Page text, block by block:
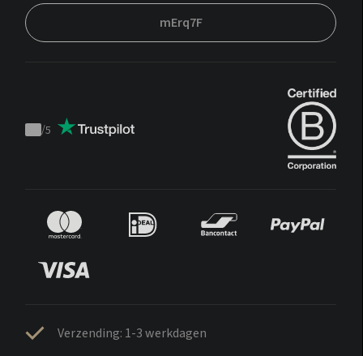
mErq7F
Trustpilot
/5
Verzending: 1-3 werkdagen